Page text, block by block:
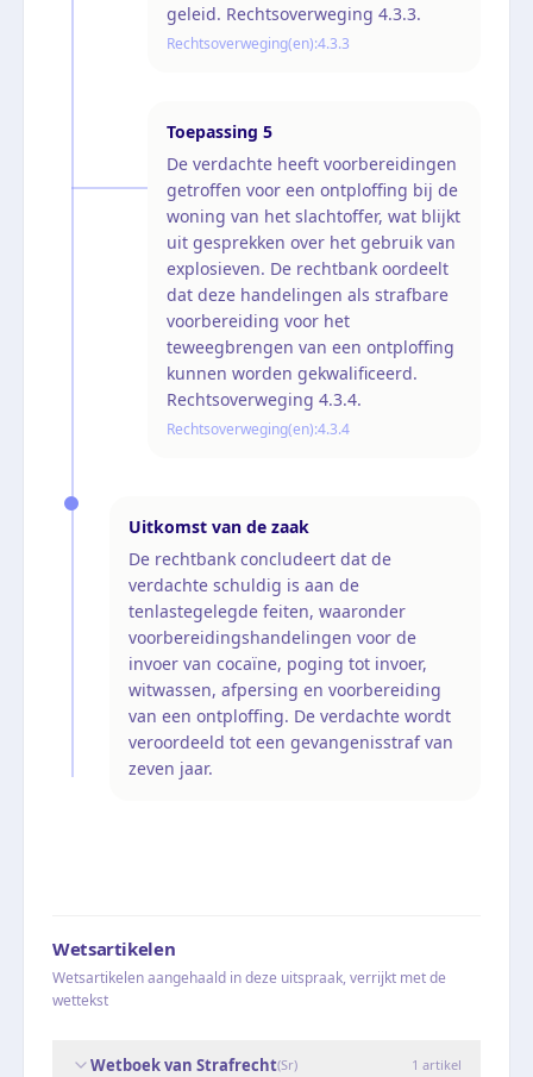
geleid. Rechtsoverweging 4.3.3.
Rechtsoverweging(en):4.3.3
Toepassing 5
De verdachte heeft voorbereidingen
getroffen voor een ontploffing bij de
woning van het slachtoffer, wat blijkt
uit gesprekken over het gebruik van
explosieven. De rechtbank oordeelt
dat deze handelingen als strafbare
voorbereiding voor het
teweegbrengen van een ontploffing
kunnen worden gekwalificeerd.
Rechtsoverweging 4.3.4.
Rechtsoverweging(en):4.3.4
Uitkomst van de zaak
De rechtbank concludeert dat de
verdachte schuldig is aan de
tenlastegelegde feiten, waaronder
voorbereidingshandelingen voor de
invoer van cocaïne, poging tot invoer,
witwassen, afpersing en voorbereiding
van een ontploffing. De verdachte wordt
veroordeeld tot een gevangenisstraf van
zeven jaar.
Wetsartikelen
Wetsartikelen aangehaald in deze uitspraak, verrijkt met de
wettekst
Wetboek van Strafrecht(Sr) 1 artikel